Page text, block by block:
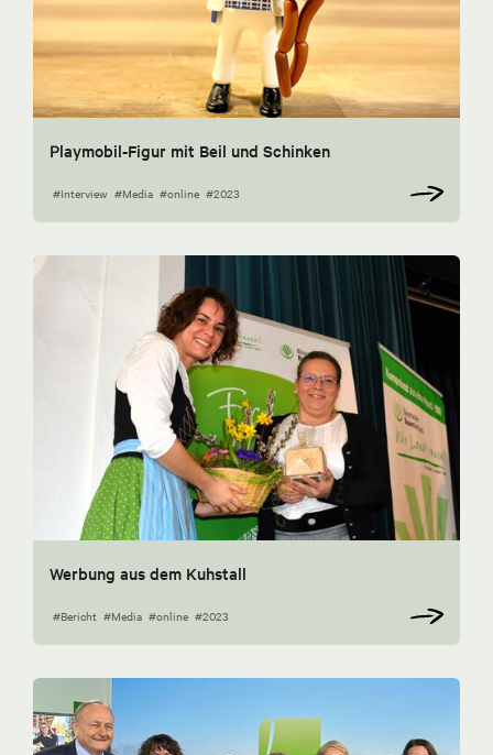
Playmobil-Figur mit Beil und Schinken
#Interview #Media #online #2023
Werbung aus dem Kuhstall
#Bericht #Media #online #2023